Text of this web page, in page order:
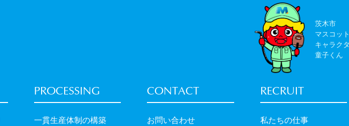
PROCESSING
一貫生産体制の構築
CONTACT
お問い合わせ
RECRUIT
私たちの仕事
茨木市
マスコッ
キャラク
童子くん